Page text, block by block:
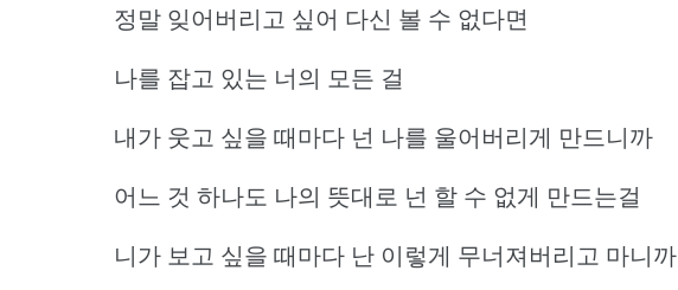
정말 잊어버리고 싶어 다신 볼 수 없다면
나를 잡고 있는 너의 모든 걸
내가 웃고 싶을 때마다 넌 나를 울어버리게 만드니까
어느 것 하나도 나의 뜻대로 넌 할 수 없게 만드는걸
니가 보고 싶을 때마다 난 이렇게 무너져버리고 마니까